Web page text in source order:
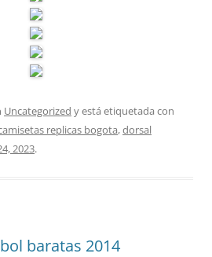
Uncategorized y está etiquetada con
replicas bogota,dorsal
2023.
baratas 2014